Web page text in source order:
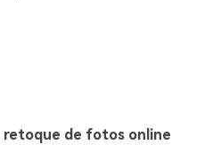
retoque de fotos online